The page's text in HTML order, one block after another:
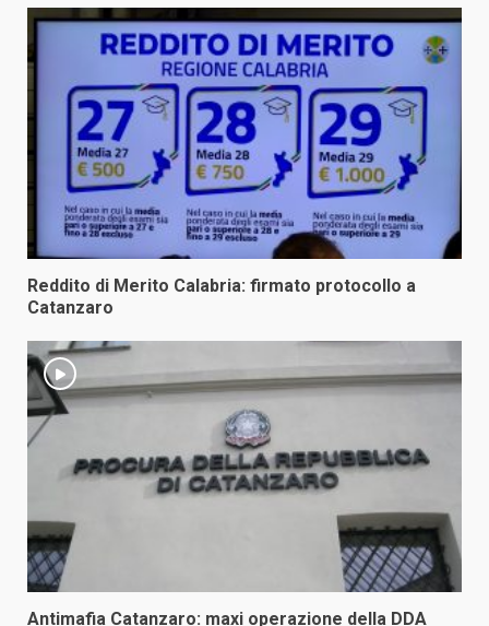
Reddito di Merito Calabria: firmato protocollo a
Catanzaro
Antimafia Catanzaro: maxi operazione della DDA